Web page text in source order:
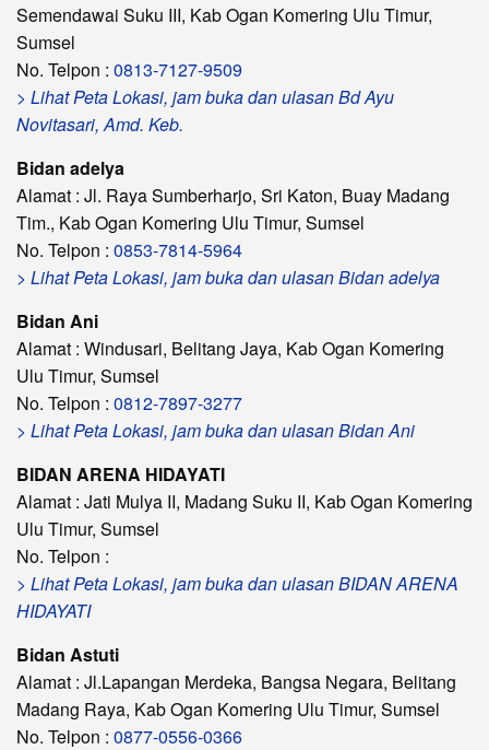
Semendawai Suku III, Kab Ogan Komering Ulu Timur,
Sumsel
No. Telpon : 0813-7127-9509
> Lihat Peta Lokasi, jam buka dan ulasan Bd Ayu
Novitasari, Amd. Keb.
Bidan adelya
Alamat : Jl. Raya Sumberharjo, Sri Katon, Buay Madang
Tim., Kab Ogan Komering Ulu Timur, Sumsel
No. Telpon : 0853-7814-5964
> Lihat Peta Lokasi, jam buka dan ulasan Bidan adelya
Bidan Ani
Alamat : Windusari, Belitang Jaya, Kab Ogan Komering
Ulu Timur, Sumsel
No. Telpon : 0812-7897-3277
> Lihat Peta Lokasi, jam buka dan ulasan Bidan Ani
BIDAN ARENA HIDAYATI
Alamat : Jati Mulya II, Madang Suku II, Kab Ogan Komering
Ulu Timur, Sumsel
No. Telpon :
> Lihat Peta Lokasi, jam buka dan ulasan BIDAN ARENA
HIDAYATI
Bidan Astuti
Alamat : Jl.Lapangan Merdeka, Bangsa Negara, Belitang
Madang Raya, Kab Ogan Komering Ulu Timur, Sumsel
No. Telpon : 0877-0556-0366